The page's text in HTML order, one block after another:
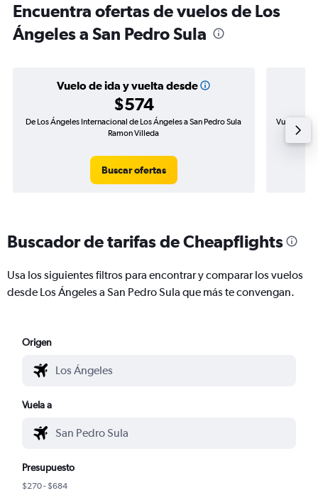
Encuentra ofertas de vuelos de Los
Ángeles a San Pedro Sula
Vuelo de ida y vuelta desde
$574
De Los Ángeles Internacional de Los Ángeles a San Pedro Sula
Ramon Villeda
Buscar ofertas
Vuelo de
Buscador de tarifas de Cheapflights
Usa los siguientes filtros para encontrar y comparar los vuelos
desde Los Ángeles a San Pedro Sula que más te convengan.
Origen
Vuela a
Presupuesto
$270 - $684